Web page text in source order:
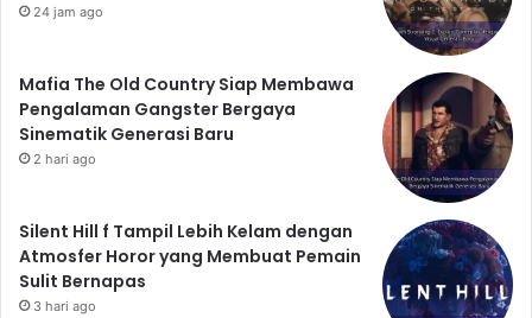
24 jam ago
Mafia The Old Country Siap Membawa
Pengalaman Gangster Bergaya
Sinematik Generasi Baru
2 hari ago
Silent Hill f Tampil Lebih Kelam dengan
Atmosfer Horor yang Membuat Pemain
Sulit Bernapas
3 hari ago